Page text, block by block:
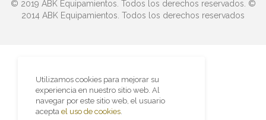
© 2019 ABK Equipamientos. Todos los derechos reservados. ©
2014 ABK Equipamientos. Todos los derechos reservados
Utilizamos cookies para mejorar su
experiencia en nuestro sitio web. Al
navegar por este sitio web, el usuario
acepta el uso de cookies.